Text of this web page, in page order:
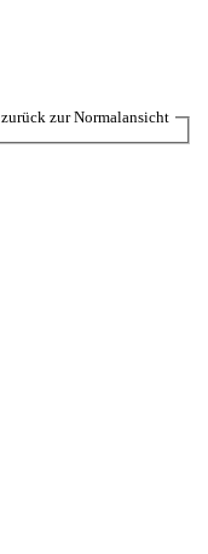
zurück zur Normalansicht